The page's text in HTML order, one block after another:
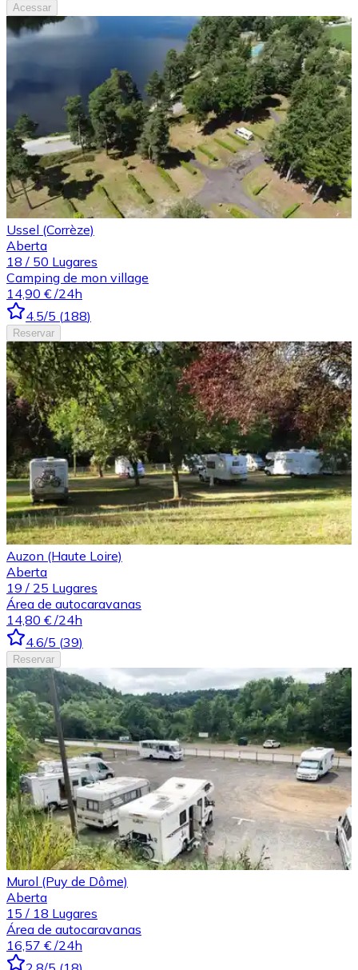
Acessar
Ussel (Corrèze)
Aberta
18 / 50 Lugares
Camping de mon village
14,90 € /24h
4.5/5 (188)
Reservar
Auzon (Haute Loire)
Aberta
19 / 25 Lugares
Área de autocaravanas
14,80 € /24h
4.6/5 (39)
Reservar
Murol (Puy de Dôme)
Aberta
15 / 18 Lugares
Área de autocaravanas
16,57 € /24h